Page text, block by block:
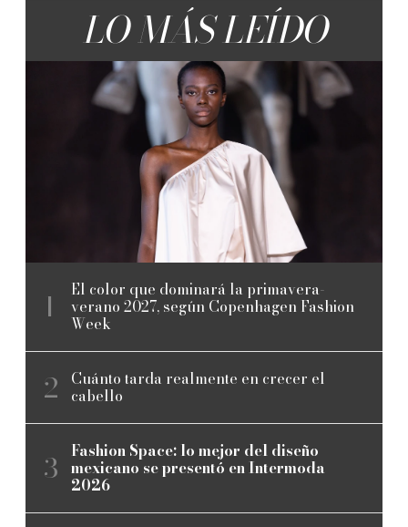
LO MÁS LEÍDO
El color que dominará la primavera-
verano 2027, según Copenhagen Fashion
Week
Cuánto tarda realmente en crecer el
cabello
Fashion Space: lo mejor del diseño
mexicano se presentó en Intermoda
2026